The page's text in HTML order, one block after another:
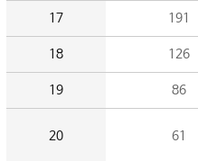
17 191
18 126
19 86
20 61